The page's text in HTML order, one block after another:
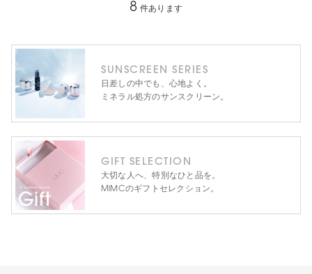
8 件あります
SUNSCREEN SERIES
日差しの中でも、心地よく。
ミネラル処方のサンスクリーン。
GIFT SELECTION
大切な人へ、特別なひと品を。
MiMCのギフトセレクション。